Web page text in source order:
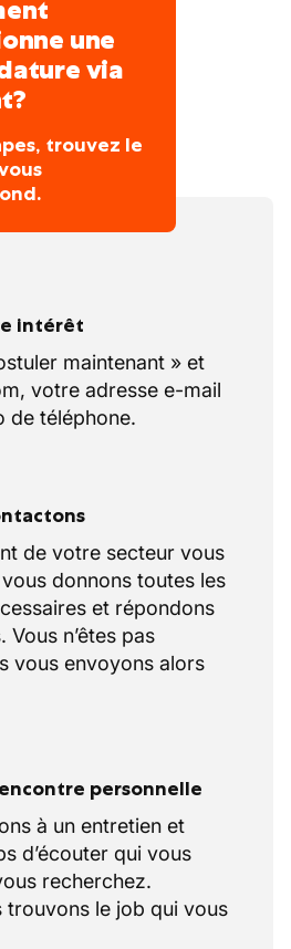
une
via
trouvez le
intérêt
maintenant » et
votre adresse e-mail
de téléphone.
de votre secteur vous
donnons toutes les
et répondons
n’êtes pas
vous envoyons alors
personnelle
à un entretien et
d’écouter qui vous
recherchez.
trouvons le job qui vous